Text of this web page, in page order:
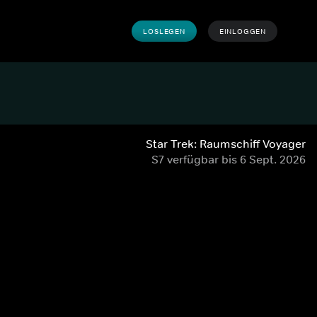
LOSLEGEN EINLOGGEN
Star Trek: Raumschiff Voyager
S7 verfügbar bis 6 Sept. 2026